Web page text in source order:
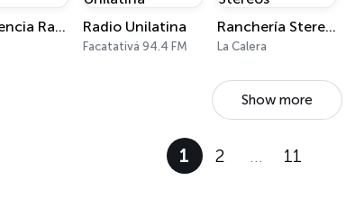
Su Presencia Radio Radio Unilatina
Facatativá 94.4 FM
Ranchería Stereos
La Calera
Show more
1 2 … 11